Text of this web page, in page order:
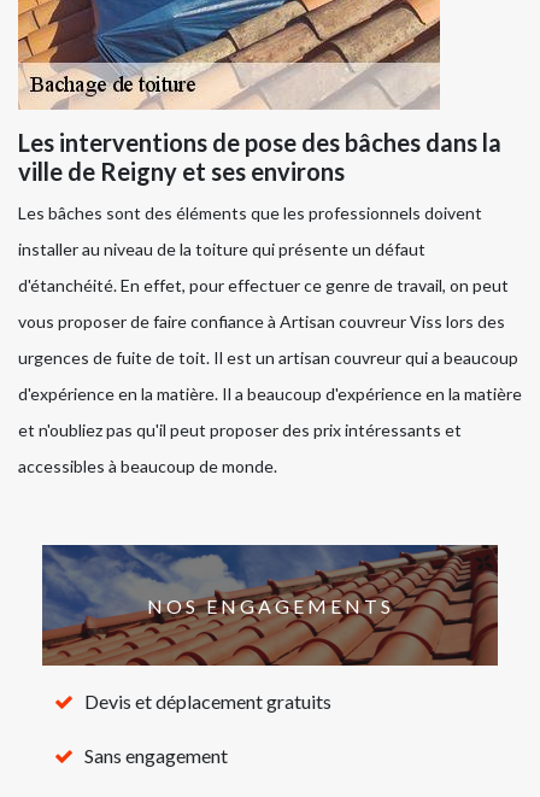
Les interventions de pose des bâches dans la
ville de Reigny et ses environs
Les bâches sont des éléments que les professionnels doivent
installer au niveau de la toiture qui présente un défaut
d'étanchéité. En effet, pour effectuer ce genre de travail, on peut
vous proposer de faire confiance à Artisan couvreur Viss lors des
urgences de fuite de toit. Il est un artisan couvreur qui a beaucoup
d'expérience en la matière. Il a beaucoup d'expérience en la matière
et n'oubliez pas qu'il peut proposer des prix intéressants et
accessibles à beaucoup de monde.
NOS ENGAGEMENTS
Devis et déplacement gratuits
Sans engagement